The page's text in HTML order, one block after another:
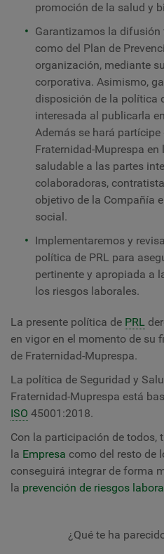
promoción de la salud y
Garantizamos la difusión
como del Plan de
organización, mediante
corporativa. Asimismo,
disposición de la política
interesada al publicarla
Además se hará
Fraternidad-Muprespa en
saludable a las partes
colaboradoras,
objetivo de la Compañía
social.
Implementaremos y
política de PRL para
pertinente y apropiada a
los riesgos laborales.
La presente política de PRL
en vigor en el momento de su
de Fraternidad-Muprespa.
La política de Seguridad y
Fraternidad-Muprespa está
ISO 45001:2018.
Con la participación de todos,
la Empresa como del resto de
conseguirá integrar de forma
la prevención de riesgos
¿Qué te ha